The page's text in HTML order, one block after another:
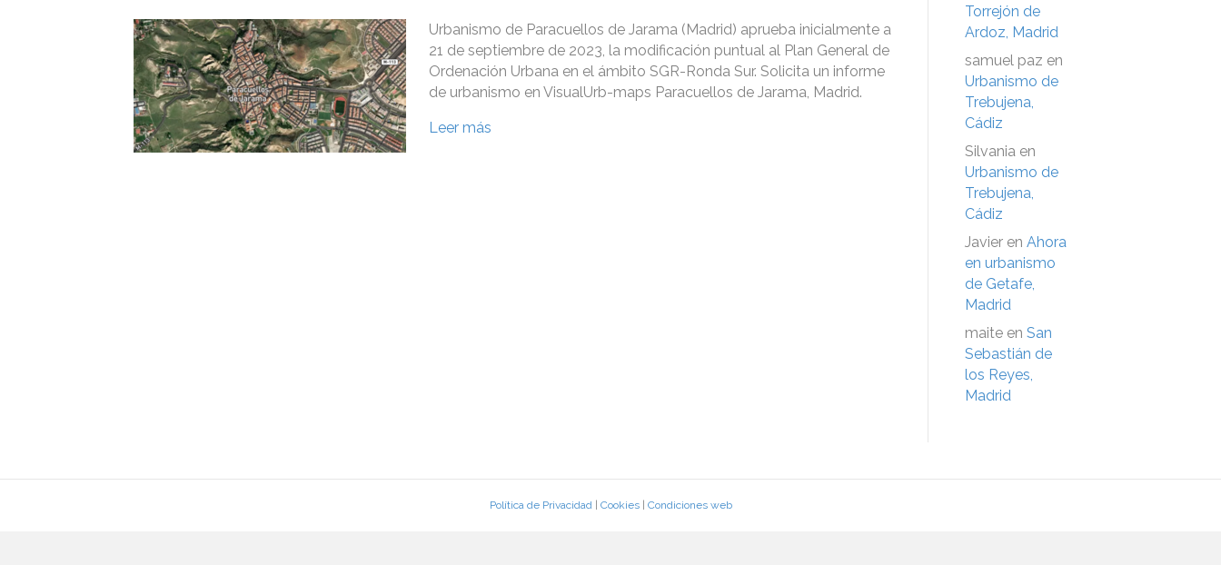
Urbanismo de Paracuellos de Jarama (Madrid) aprueba inicialmente a
21 de septiembre de 2023, la modificación puntual al Plan General de
Ordenación Urbana en el ámbito SGR-Ronda Sur. Solicita un informe
de urbanismo en VisualUrb-maps Paracuellos de Jarama, Madrid.
Leer más
Torrejón de
Ardoz, Madrid
samuel paz en
Urbanismo de
Trebujena,
Cádiz
Silvania en
Urbanismo de
Trebujena,
Cádiz
Javier en Ahora
en urbanismo
de Getafe,
Madrid
maite en San
Sebastián de
los Reyes,
Madrid
Política de Privacidad| Cookies| Condiciones web